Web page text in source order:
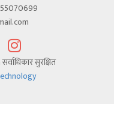
सुरक्षित